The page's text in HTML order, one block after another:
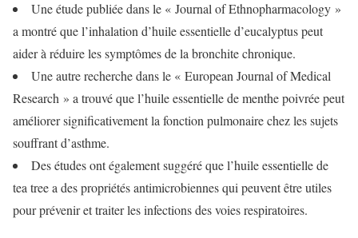
Une étude publiée dans le « Journal of Ethnopharmacology »
a montré que l’inhalation d’huile essentielle d’eucalyptus peut
aider à réduire les symptômes de la bronchite chronique.
Une autre recherche dans le « European Journal of Medical
Research » a trouvé que l’huile essentielle de menthe poivrée peut
améliorer significativement la fonction pulmonaire chez les sujets
souffrant d’asthme.
Des études ont également suggéré que l’huile essentielle de
tea tree a des propriétés antimicrobiennes qui peuvent être utiles
pour prévenir et traiter les infections des voies respiratoires.